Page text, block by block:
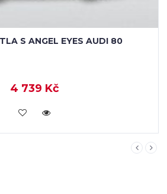
PŘEDNÍ SVĚTLA S